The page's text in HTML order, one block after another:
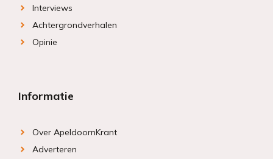
Interviews
Achtergrondverhalen
Opinie
Informatie
Over ApeldoornKrant
Adverteren